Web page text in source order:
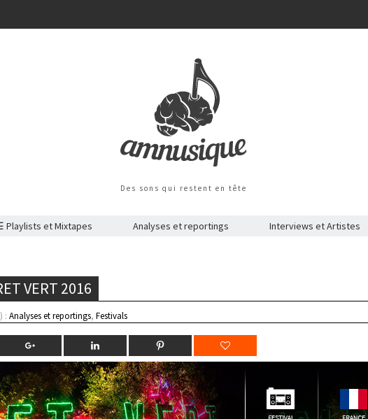
Des sons qui restent en tête
Playlists et Mixtapes Analyses et reportings Interviews et Artistes
VERT 2016
:Analyses et reportings,Festivals